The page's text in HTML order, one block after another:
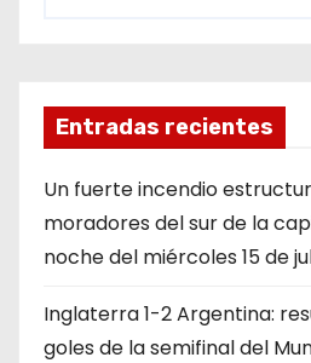
Entradas recientes
Un fuerte incendio
moradores del sur de la
noche del miércoles 15 de
Inglaterra 1-2 Argentina:
goles de la semifinal del